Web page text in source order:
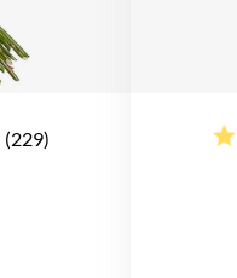
(229)